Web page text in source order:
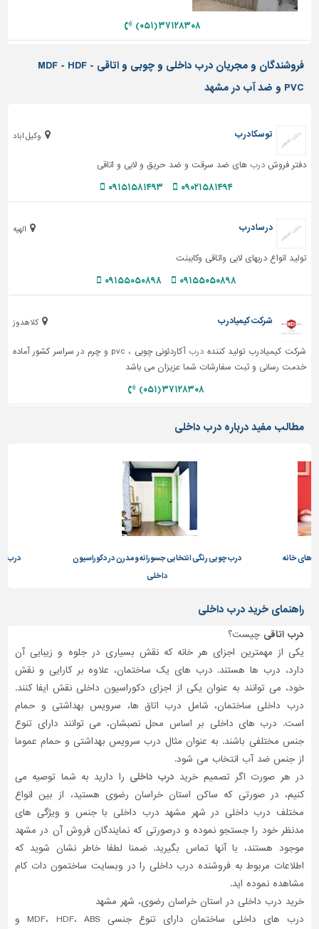
تاسیسات
ساختمان
شهرسازی،
سازه
۳۷۱۲۸۳۰۸ (۰۵۱)
فروشندگان و مجریان درب داخلی و چوبی و اتاقی MDF - HDF -
PVC و ضد آب در مشهد
وکیل اباد توسکا درب
دفتر فروشدرب های ضد سرقت و ضد حریق و لابی و اتاقی
۰۹۰۲۱۵۸۱۴۹۴ ۰۹۱۵۱۵۸۱۴۹۳
الهیه درسا درب
تولید انواع دربهای لابی واتاقی وکاببنت
۰۹۱۵۵۰۵۰۸۹۸ ۰۹۱۵۵۰۵۰۸۹۸
کلاهدوز شرکت کیمیادرب
شرکت کیمیادرب تولید کننده درب
آکاردئونی چوبی ، pvc و چرم در سراسر کشور آماده
خدمت رسانی و ثبت سفارشات شما عزیزان می باشد
۳۷۱۲۸۳۰۸ (۰۵۱)
مطالب مفید درباره درب داخلی
های خانه
درب چوبی رنگی انتخابی جسورانه و مدرن در دکوراسیون
داخلی
درب
راهنمای خرید درب داخلی
درب اتاقی چیست؟
یکی از مهمترین اجزای هر خانه که نقش بسیاری در جلوه و زیبایی آن
دارد، درب ها هستند. درب های یک ساختمان، علاوه بر کارایی و نقش
خود، می توانند به عنوان یکی از اجزای دکوراسیون داخلی نقش ایفا کنند.
درب داخلی ساختمان، شامل درب اتاق ها، سرویس بهداشتی و حمام
است. درب های داخلی بر اساس محل نصبشان، می توانند دارای تنوع
جنس مختلفی باشند. به عنوان مثال درب سرویس بهداشتی و حمام عموما
از جنس ضد آب انتخاب می شود.
در هر صورت اگر تصمیم خرید درب داخلی را دارید به شما توصیه می
کنیم، در صورتی که ساکن استان خراسان رضوی هستید، از بین انواع
مختلف درب داخلی در شهر مشهد درب داخلی با جنس و ویژگی های
مدنظر خود را جستجو نموده و درصورتی که نمایندگان فروش آن در مشهد
موجود هستند، با آنها تماس بگیرید. ضمنا لطفا خاطر نشان شوید که
اطلاعات مربوط به فروشنده درب داخلی را در وبسایت ساختمون دات کام
مشاهده نموده اید.
خرید درب داخلی در استان خراسان رضوی، شهر مشهد
درب های داخلی ساختمان دارای تنوع جنسی MDF، HDF، ABS و